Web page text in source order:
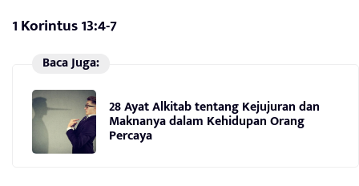
1 Korintus 13:4-7
Baca Juga:
28 Ayat Alkitab tentang Kejujuran dan
Maknanya dalam Kehidupan Orang
Percaya